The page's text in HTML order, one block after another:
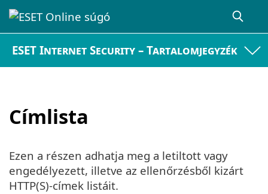
ESET Internet Security – Tartalomjegyzék
Címlista
Ezen a részen adhatja meg a letiltott vagy
engedélyezett, illetve az ellenőrzésből kizárt
HTTP(S)-címek listáit.